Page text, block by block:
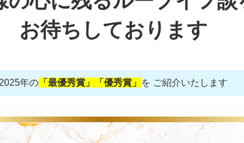
お待ちしております
2025年の 「最優秀賞」「優秀賞」 を ご紹介いたします